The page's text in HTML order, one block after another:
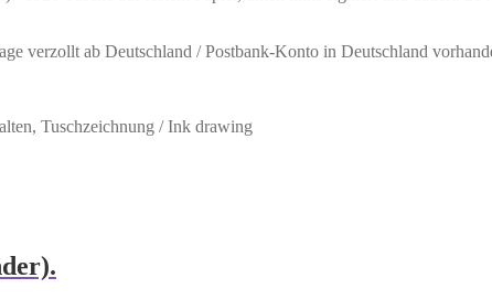
verzollt ab Deutschland / Postbank-Konto in Deutschland
Tuschzeichnung / Ink drawing